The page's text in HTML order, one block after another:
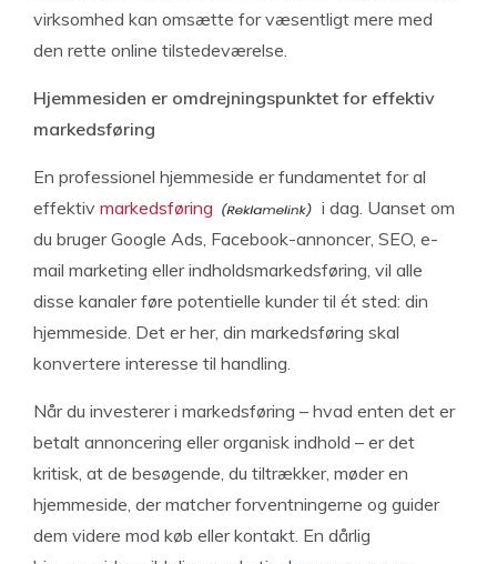
virksomhed kan omsætte for væsentligt mere med
den rette online tilstedeværelse.
Hjemmesiden er omdrejningspunktet for effektiv
markedsføring
En professionel hjemmeside er fundamentet for al
effektiv markedsføring
i dag. Uanset om
du bruger Google Ads, Facebook-annoncer, SEO, e-
mail marketing eller indholdsmarkedsføring, vil alle
disse kanaler føre potentielle kunder til ét sted: din
hjemmeside. Det er her, din markedsføring skal
konvertere interesse til handling.
Når du investerer i markedsføring – hvad enten det er
betalt annoncering eller organisk indhold – er det
kritisk, at de besøgende, du tiltrækker, møder en
hjemmeside, der matcher forventningerne og guider
dem videre mod køb eller kontakt. En dårlig